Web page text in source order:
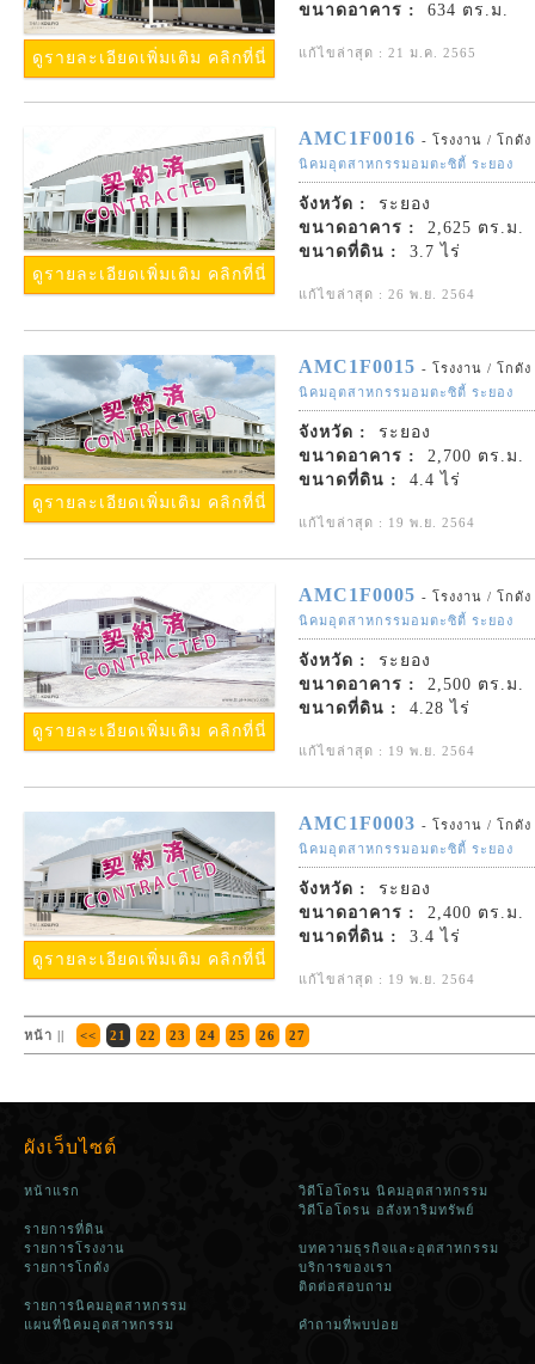
ดูรายละเอียดเพิ่มเติม คลิกที่นี่
ขนาดอาคาร :
634 ตร.ม.
แก้ไขล่าสุด : 21 ม.ค. 2565
ดูรายละเอียดเพิ่มเติม คลิกที่นี่
AMC1F0016 - โรงงาน / โกดัง
นิคมอุตสาหกรรมอมตะซิตี้ ระยอง
จังหวัด :
ระยอง
ขนาดอาคาร :
2,625 ตร.ม.
ขนาดที่ดิน :
3.7 ไร่
แก้ไขล่าสุด : 26 พ.ย. 2564
ดูรายละเอียดเพิ่มเติม คลิกที่นี่
AMC1F0015 - โรงงาน / โกดัง
นิคมอุตสาหกรรมอมตะซิตี้ ระยอง
จังหวัด :
ระยอง
ขนาดอาคาร :
2,700 ตร.ม.
ขนาดที่ดิน :
4.4 ไร่
แก้ไขล่าสุด : 19 พ.ย. 2564
ดูรายละเอียดเพิ่มเติม คลิกที่นี่
AMC1F0005 - โรงงาน / โกดัง
นิคมอุตสาหกรรมอมตะซิตี้ ระยอง
จังหวัด :
ระยอง
ขนาดอาคาร :
2,500 ตร.ม.
ขนาดที่ดิน :
4.28 ไร่
แก้ไขล่าสุด : 19 พ.ย. 2564
ดูรายละเอียดเพิ่มเติม คลิกที่นี่
AMC1F0003 - โรงงาน / โกดัง
นิคมอุตสาหกรรมอมตะซิตี้ ระยอง
จังหวัด :
ระยอง
ขนาดอาคาร :
2,400 ตร.ม.
ขนาดที่ดิน :
3.4 ไร่
แก้ไขล่าสุด : 19 พ.ย. 2564
หน้า || << 21 22 23 24 25 26 27
ผังเว็บไซต์
หน้าแรก
รายการที่ดิน
รายการโรงงาน
รายการโกดัง
รายการนิคมอุตสาหกรรม
แผนที่นิคมอุตสาหกรรม
วิดีโอโดรน นิคมอุตสาหกรรม
วิดีโอโดรน อสังหาริมทรัพย์
บทความธุรกิจและอุตสาหกรรม
บริการของเรา
ติดต่อสอบถาม
คำถามที่พบบ่อย